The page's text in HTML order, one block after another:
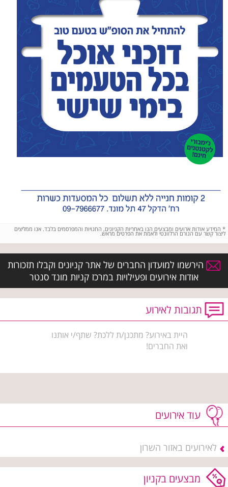
* המידע אודות ארועים ומבצעים הנו באחריות הקניונים, החנויות והמפרסמים בלבד. אנו ממליצים
ליצור קשר עם הגורם הרלוונטי ולאמת את הפרטים מראש.
הירשמו למועדון החברים של אתר קניונים וקבלו תזכורות
אודות אירועים ופעילויות במרכז קניות מונד סנטר
תגובות לאירוע
היית באירוע? מתכנן/ת ללכת? שתף/י אותנו
ואת החברים!
עוד אירועים
לאירועים באזור השרון
מבצעים בקניון